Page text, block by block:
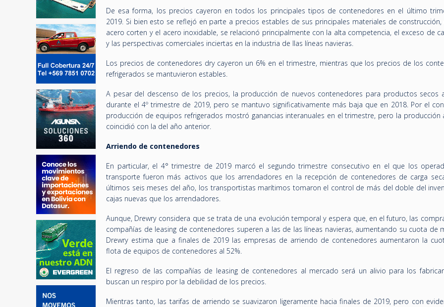
De esa forma, los precios cayeron en todos los principales tipos de contenedores en el último
2019. Si bien esto se reflejó en parte a precios estables de sus principales materiales de
acero corten y el acero inoxidable, se relacionó principalmente con la alta competencia, el exceso de
y las perspectivas comerciales inciertas en la industria de llas líneas navieras.
Los precios de contenedores dry cayeron un 6% en el trimestre, mientras que los precios de los
refrigerados se mantuvieron estables.
A pesar del descenso de los precios, la producción de nuevos contenedores para productos secos
durante el 4º trimestre de 2019, pero se mantuvo significativamente más baja que en 2018. Por el
producción de equipos refrigerados mostró ganancias interanuales en el trimestre, pero la producción
coincidió con la del año anterior.
Arriendo de contenedores
En particular, el 4° trimestre de 2019 marcó el segundo trimestre consecutivo en el que los
transporte fueron más activos que los arrendadores en la recepción de contenedores de carga
últimos seis meses del año, los transportistas marítimos tomaron el control de más del doble del
cajas nuevas que los arrendadores.
Aunque, Drewry considera que se trata de una evolución temporal y espera que, en el futuro, las
compañías de leasing de contenedores superen a las de las líneas navieras, aumentando su cuota de
Drewry estima que a finales de 2019 las empresas de arriendo de contenedores aumentaron la
flota de equipos de contenedores al 52%.
El regreso de las compañías de leasing de contenedores al mercado será un alivio para los
buscan un respiro por la debilidad de los precios.
Mientras tanto, las tarifas de arriendo se suavizaron ligeramente hacia finales de 2019, pero con